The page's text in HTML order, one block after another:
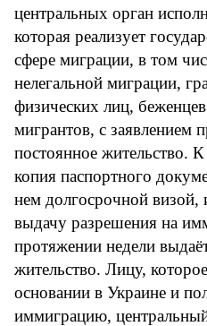
центральных орган
которая реализует
сфере миграции, в том
нелегальной миграции,
физических лиц,
мигрантов, с заявлением
постоянное жительство. К
копия паспортного
нем долгосрочной
выдачу разрешения на
протяжении недели
жительство. Лицу,
основании в Украине и
иммиграцию,